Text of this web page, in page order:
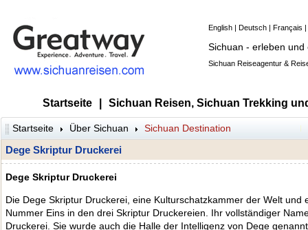
English| Deutsch| Français |
Sichuan - erleben und
Sichuan Reiseagentur &
Startseite Sichuan Reisen, Sichuan Trekking
Startseite Über Sichuan Sichuan Destination
Dege Skriptur Druckerei
Dege Skriptur Druckerei
Die Dege Skriptur Druckerei, eine Kulturschatzkammer der Welt und
Nummer Eins in den drei Skriptur Druckereien. Ihr vollständiger
Druckerei. Sie wurde auch die Halle der Intelligenz von Dege